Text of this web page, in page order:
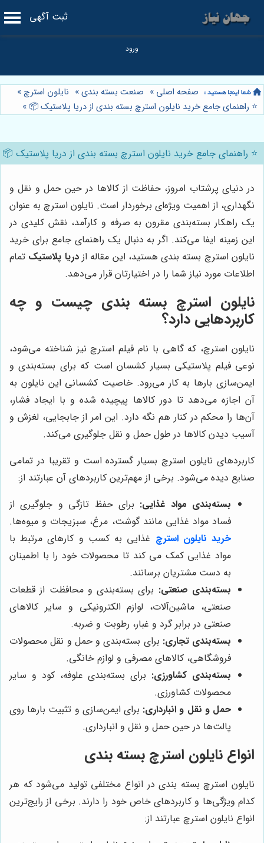
ثبت آگهی
صفحه اصلی » صنعت بسته بندی» نایلون استرچ»
⭐️ راهنمای جامع خرید نایلون استرچ بسته بندی از دریا پلاستیک 📦 »
⭐️ راهنمای جامع خرید نایلون استرچ بسته بندی از دریا پلاستیک 📦
در دنیای پرشتاب امروز، حفاظت از کالاها در حین حمل و نقل و
نگهداری، از اهمیت ویژه‌ای برخوردار است. نایلون استرچ به عنوان
یک راهکار بسته‌بندی مقرون به صرفه و کارآمد، نقش کلیدی در
این زمینه ایفا می‌کند. اگر به دنبال یک راهنمای جامع برای خرید
نایلون استرچ بسته بندی هستید، این مقاله ازدریا پلاستیک تمام
اطلاعات مورد نیاز شما را در اختیارتان قرار می‌دهد.
نایلون استرچ بسته بندی چیست و چه
کاربردهایی دارد؟
نایلون استرچ، که گاهی با نام فیلم استرچ نیز شناخته می‌شود،
نوعی فیلم پلاستیکی بسیار کشسان است که برای بسته‌بندی و
ایمن‌سازی بارها به کار می‌رود. خاصیت کشسانی این نایلون به
آن اجازه می‌دهد تا دور کالاها پیچیده شده و با ایجاد فشار،
آن‌ها را محکم در کنار هم نگه دارد. این امر از جابجایی، لغزش و
آسیب دیدن کالاها در طول حمل و نقل جلوگیری می‌کند.
کاربردهای نایلون استرچ بسیار گسترده است و تقریبا در تمامی
صنایع دیده می‌شود. برخی از مهم‌ترین کاربردهای آن عبارتند از:
بسته‌بندی مواد غذایی: برای حفظ تازگی و جلوگیری از
فساد مواد غذایی مانند گوشت، مرغ، سبزیجات و میوه‌ها.
خرید نایلون استرچ غذایی به کسب و کارهای مرتبط با
مواد غذایی کمک می کند تا محصولات خود را با اطمینان
به دست مشتریان برسانند.
بسته‌بندی صنعتی: برای بسته‌بندی و محافظت از قطعات
صنعتی، ماشین‌آلات، لوازم الکترونیکی و سایر کالاهای
صنعتی در برابر گرد و غبار، رطوبت و ضربه.
بسته‌بندی تجاری: برای بسته‌بندی و حمل و نقل محصولات
فروشگاهی، کالاهای مصرفی و لوازم خانگی.
بسته‌بندی کشاورزی: برای بسته‌بندی علوفه، کود و سایر
محصولات کشاورزی.
حمل و نقل و انبارداری: برای ایمن‌سازی و تثبیت بارها روی
پالت‌ها در حین حمل و نقل و انبارداری.
انواع نایلون استرچ بسته بندی
نایلون استرچ بسته بندی در انواع مختلفی تولید می‌شود که هر
کدام ویژگی‌ها و کاربردهای خاص خود را دارند. برخی از رایج‌ترین
انواع نایلون استرچ عبارتند از: